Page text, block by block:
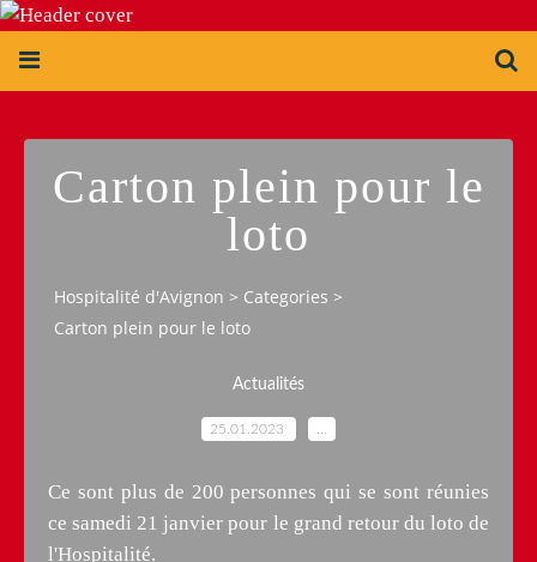
Carton plein pour le
loto
Hospitalité d'Avignon > Categories >
Carton plein pour le loto
Actualités
25.01.2023
Ce sont plus de 200 personnes qui se sont réunies
ce samedi 21 janvier pour le grand retour du loto de
l'Hospitalité.